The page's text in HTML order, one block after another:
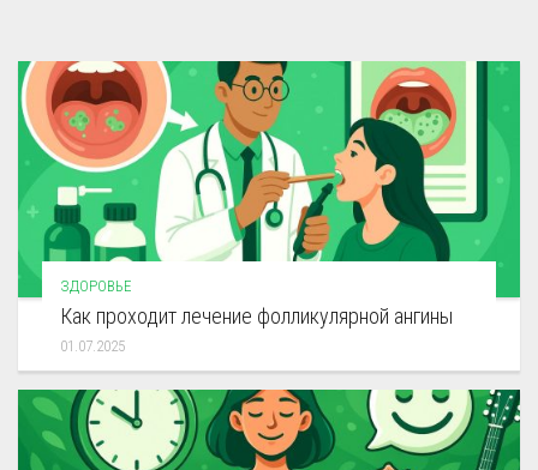
ЗДОРОВЬЕ
Как проходит лечение фолликулярной ангины
01.07.2025